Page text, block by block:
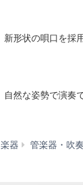
新形状の唄口を採
自然な姿勢で演奏
楽器 管楽器・吹